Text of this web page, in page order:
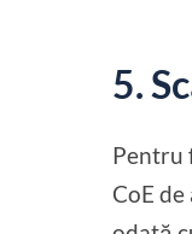
5.
Pentru
CoE